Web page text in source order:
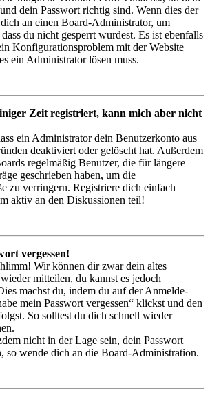
dein Passwort richtig sind. Wenn dies der
an einen Board-Administrator, um
du nicht gesperrt wurdest. Es ist ebenfalls
Konfigurationsproblem mit der Website
ein Administrator lösen muss.
Zeit registriert, kann mich aber nicht
ein Administrator dein Benutzerkonto aus
deaktiviert oder gelöscht hat. Außerdem
regelmäßig Benutzer, die für längere
geschrieben haben, um die
zu verringern. Registriere dich einfach
aktiv an den Diskussionen teil!
vergessen!
Wir können dir zwar dein altes
mitteilen, du kannst es jedoch
machst du, indem du auf der Anmelde-
mein Passwort vergessen“ klickst und den
So solltest du dich schnell wieder
nicht in der Lage sein, dein Passwort
so wende dich an die Board-Administration.